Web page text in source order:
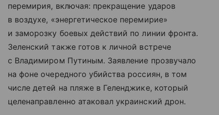
перемирия, включая: прекращение ударов
в воздухе, «энергетическое перемирие»
и заморозку боевых действий по линии фронта.
Зеленский также готов к личной встрече
с Владимиром Путиным. Заявление прозвучало
на фоне очередного убийства россиян, в том
числе детей на пляже в Геленджике, который
целенаправленно атаковал украинский дрон.